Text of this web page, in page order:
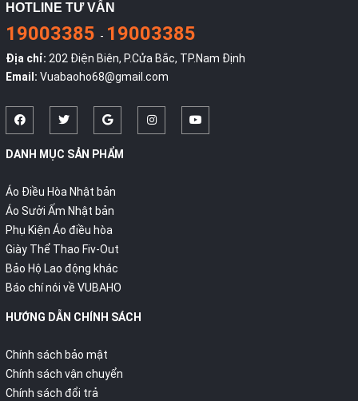
HOTLINE TƯ VẤN
19003385 - 19003385
Địa chỉ: 202 Điện Biên, P.Cửa Bắc, TP.Nam Định
Email: Vuabaoho68@gmail.com
DANH MỤC SẢN PHẨM
Áo Điều Hòa Nhật bản
Áo Sưởi Ấm Nhật bản
Phụ Kiện Áo điều hòa
Giày Thể Thao Fiv-Out
Bảo Hộ Lao động khác
Báo chí nói về VUBAHO
HƯỚNG DẪN CHÍNH SÁCH
Chính sách bảo mật
Chính sách vận chuyển
Chính sách đổi trả